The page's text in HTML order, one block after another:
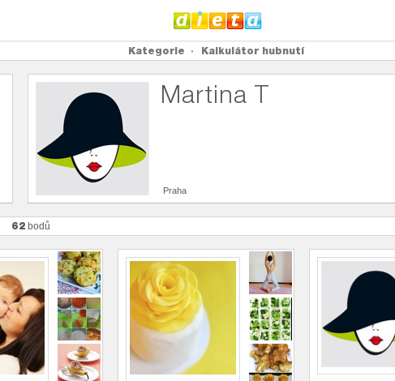
Kategorie Kalkulátor hubnutí
Martina T
Praha
62 bodů